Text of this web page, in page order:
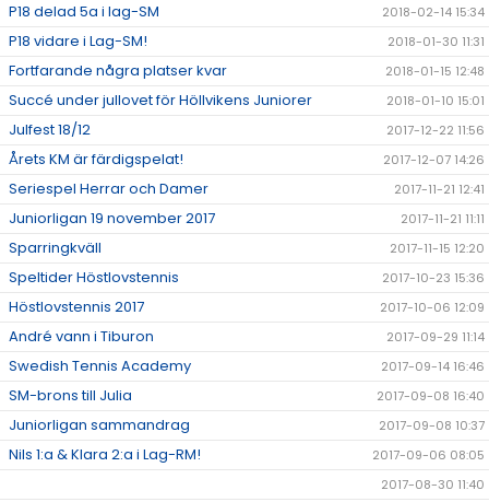
P18 delad 5a i lag-SM 2018-02-14 15:34
P18 vidare i Lag-SM! 2018-01-30 11:31
Fortfarande några platser kvar 2018-01-15 12:48
Succé under jullovet för Höllvikens Juniorer 2018-01-10 15:01
Julfest 18/12 2017-12-22 11:56
Årets KM är färdigspelat! 2017-12-07 14:26
Seriespel Herrar och Damer 2017-11-21 12:41
Juniorligan 19 november 2017 2017-11-21 11:11
Sparringkväll 2017-11-15 12:20
Speltider Höstlovstennis 2017-10-23 15:36
Höstlovstennis 2017 2017-10-06 12:09
André vann i Tiburon 2017-09-29 11:14
Swedish Tennis Academy 2017-09-14 16:46
SM-brons till Julia 2017-09-08 16:40
Juniorligan sammandrag 2017-09-08 10:37
Nils 1:a & Klara 2:a i Lag-RM!
2017-09-06 08:05
2017-08-30 11:40